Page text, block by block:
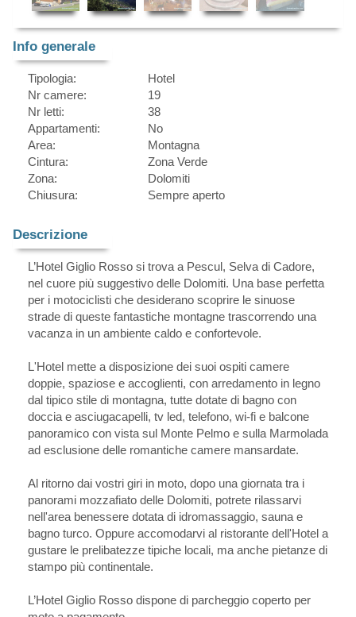
Info generale
Tipologia:
Nr camere:
Nr letti:
Appartamenti:
Area:
Cintura:
Zona:
Chiusura:
Hotel
19
38
No
Montagna
Zona Verde
Dolomiti
Sempre aperto
Descrizione
L’Hotel Giglio Rosso si trova a Pescul, Selva di Cadore,
nel cuore più suggestivo delle Dolomiti. Una base perfetta
per i motociclisti che desiderano scoprire le sinuose
strade di queste fantastiche montagne trascorrendo una
vacanza in un ambiente caldo e confortevole.
L'Hotel mette a disposizione dei suoi ospiti camere
doppie, spaziose e accoglienti, con arredamento in legno
dal tipico stile di montagna, tutte dotate di bagno con
doccia e asciugacapelli, tv led, telefono, wi-fi e balcone
panoramico con vista sul Monte Pelmo e sulla Marmolada
ad esclusione delle romantiche camere mansardate.
Al ritorno dai vostri giri in moto, dopo una giornata tra i
panorami mozzafiato delle Dolomiti, potrete rilassarvi
nell'area benessere dotata di idromassaggio, sauna e
bagno turco. Oppure accomodarvi al ristorante dell'Hotel a
gustare le prelibatezze tipiche locali, ma anche pietanze di
stampo più continentale.
L’Hotel Giglio Rosso dispone di parcheggio coperto per